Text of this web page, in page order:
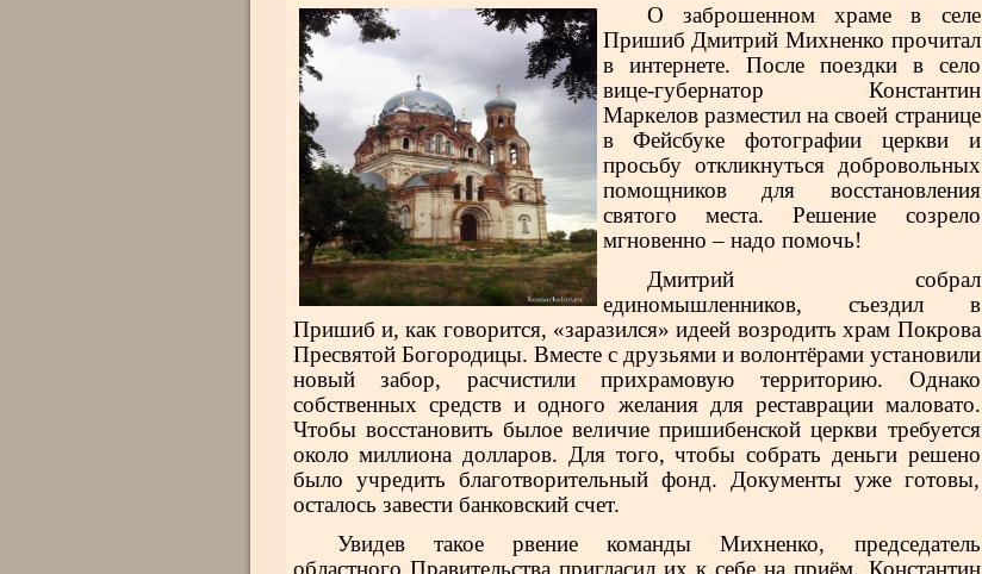
О заброшенном храме в селе
Пришиб Дмитрий Михненко прочитал
в интернете. После поездки в село
вице-губернатор Константин
Маркелов разместил на своей странице
в Фейсбуке фотографии церкви и
просьбу откликнуться добровольных
помощников для восстановления
святого места. Решение созрело
мгновенно – надо помочь!
Дмитрий собрал
единомышленников, съездил в
Пришиб и, как говорится, «заразился» идеей возродить храм Покрова
Пресвятой Богородицы. Вместе с друзьями и волонтёрами установили
новый забор, расчистили прихрамовую территорию. Однако
собственных средств и одного желания для реставрации маловато.
Чтобы восстановить былое величие пришибенской церкви требуется
около миллиона долларов. Для того, чтобы собрать деньги решено
было учредить благотворительный фонд. Документы уже готовы,
осталось завести банковский счет.
Увидев такое рвение команды Михненко, председатель
областного Правительства пригласил их к себе на приём. Константин